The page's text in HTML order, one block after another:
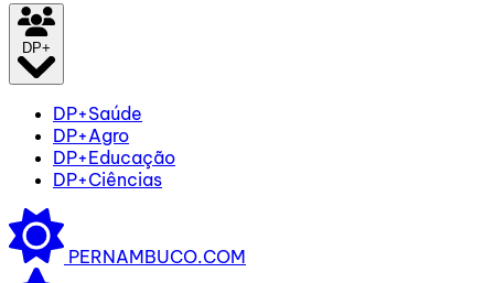
DP+
DP+Saúde
DP+Agro
DP+Educação
DP+Ciências
PERNAMBUCO.COM